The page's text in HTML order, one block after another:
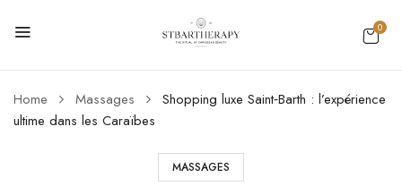
0
Home Massages
Shopping luxe Saint‑Barth : l’expérience
ultime dans les Caraïbes
MASSAGES